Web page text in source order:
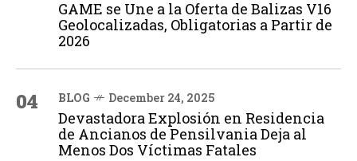
GAME se Une a la Oferta de Balizas V16
Geolocalizadas, Obligatorias a Partir de
2026
04 BLOG December 24, 2025
Devastadora Explosión en Residencia
de Ancianos de Pensilvania Deja al
Menos Dos Víctimas Fatales